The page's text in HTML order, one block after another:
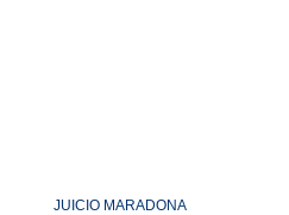
JUICIO MARADONA